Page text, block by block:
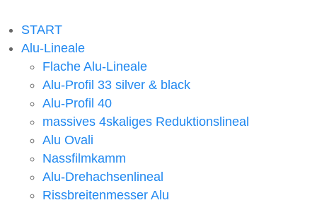
START
Alu-Lineale
Flache Alu-Lineale
Alu-Profil 33 silver & black
Alu-Profil 40
massives 4skaliges Reduktionslineal
Alu Ovali
Nassfilmkamm
Alu-Drehachsenlineal
Rissbreitenmesser Alu